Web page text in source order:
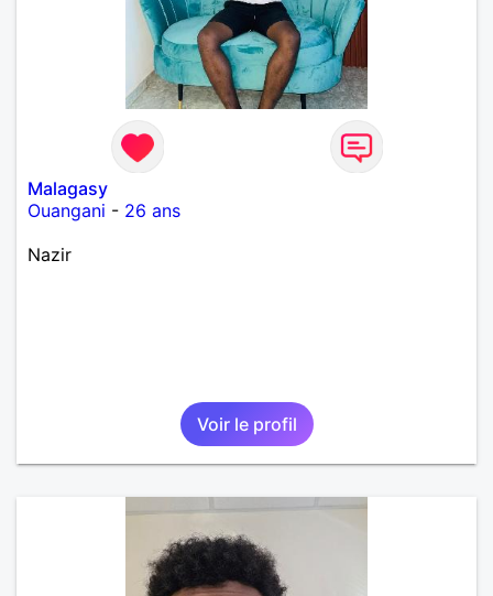
Malagasy
Ouangani - 26 ans
Nazir
Voir le profil